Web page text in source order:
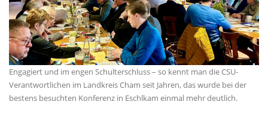
Engagiert und im engen Schulterschluss – so kennt man die CSU-
Verantwortlichen im Landkreis Cham seit Jahren, das wurde bei der
bestens besuchten Konferenz in Eschlkam einmal mehr deutlich.